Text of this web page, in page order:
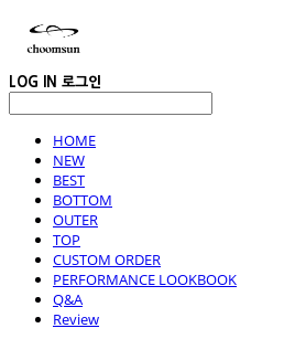
LOG IN 로그인
HOME
NEW
BEST
BOTTOM
OUTER
TOP
CUSTOM ORDER
PERFORMANCE LOOKBOOK
Q&A
Review